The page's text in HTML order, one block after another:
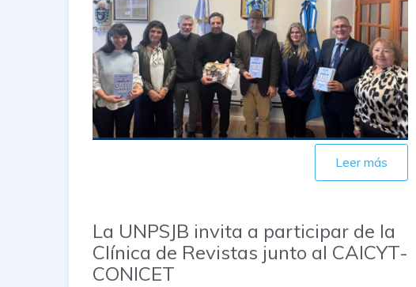
Leer más
La UNPSJB invita a participar de la
Clínica de Revistas junto al CAICYT-
CONICET